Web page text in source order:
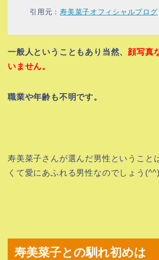
引用元：寿美菜子オフィシャルブログ
一般人ということもあり当然、 顔写真
いません。
職業や年齢も不明です。
寿美菜子さんが選んだ男性ということ
くて愛にあふれる男性なのでしょう(^^)
寿美菜子との馴れ初めは